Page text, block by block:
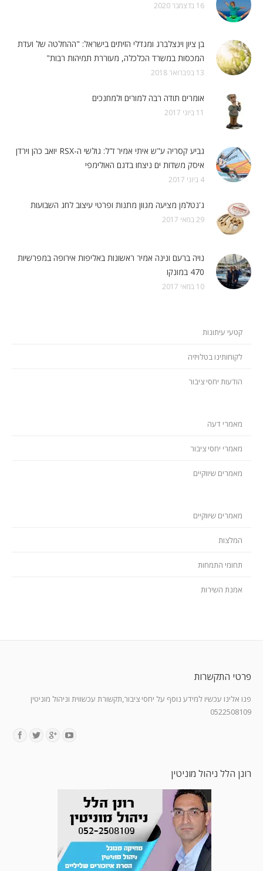
16 בדצמבר 2020
בן ציון וינצלברג ומגדלי הזיתים בישראל: "ההחלטה של ועדת
המכסות במשרד הכלכלה, מעוררת תמיהות רבות"
13 בפברואר 2018
אומרים תודה רבה למורים ולמחנכים
11 ביוני 2017
גביע קסריה ע"ש איתי אמיר ז"ל: גולשי ה-RSX יואב כהן וירדן
איסק משדות ים ניצחו בדגם האולימפי
4 ביוני 2017
ג'נטלמן מציעה מגוון מתנות ופרטי עיצוב לחג השבועות
29 במאי 2017
נויה ברעם ונינה אמיר ראשונות באליפות אירופה במפרשיות
470 במונקו
10 במאי 2017
קטעי עיתונות
לקוחותינו בטלויזיה
הודעות יחסי ציבור
מאמרי דעה
מאמרי יחסי ציבור
מאמרים שיווקיים
מאמרים שיווקיים
המלצות
תחומי התמחות
אמנת השירות
פרטי התקשרות
פנו אלינו עכשיו למידע נוסף על יחסי ציבור,תקשורת עכשווית וניהול מוניטין
0522508109
רונן הלל ניהול מוניטין